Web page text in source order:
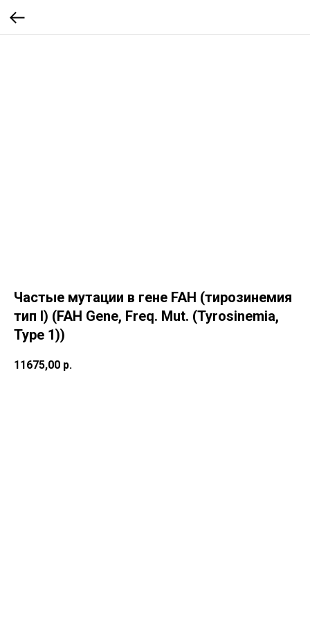
Частые мутации в гене FAH (тирозинемия
тип I) (FAH Gene, Freq. Mut. (Tyrosinemia,
Type 1))
11675,00 р.